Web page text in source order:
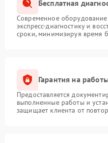
Бесплатная
Современное
экспресс-диагностику и
сроки, минимизируя время
Гарантия на
Предоставляется
выполненные работы и
защищает клиента от